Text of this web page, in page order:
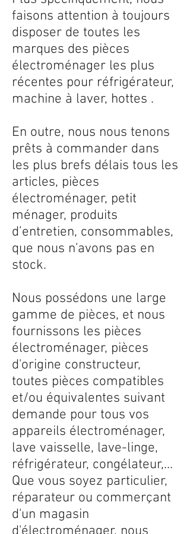
faisons attention à toujours
disposer de toutes les
marques des pièces
électroménager les plus
récentes pour réfrigérateur,
machine à laver, hottes .
En outre, nous nous tenons
prêts à commander dans
les plus brefs délais tous les
articles, pièces
électroménager, petit
ménager, produits
d’entretien, consommables,
que nous n'avons pas en
stock.
Nous possédons une large
gamme de pièces, et nous
fournissons les pièces
électroménager, pièces
d'origine constructeur,
toutes pièces compatibles
et/ou équivalentes suivant
demande pour tous vos
appareils électroménager,
lave vaisselle, lave-linge,
réfrigérateur, congélateur,...
Que vous soyez particulier,
réparateur ou commerçant
d'un magasin